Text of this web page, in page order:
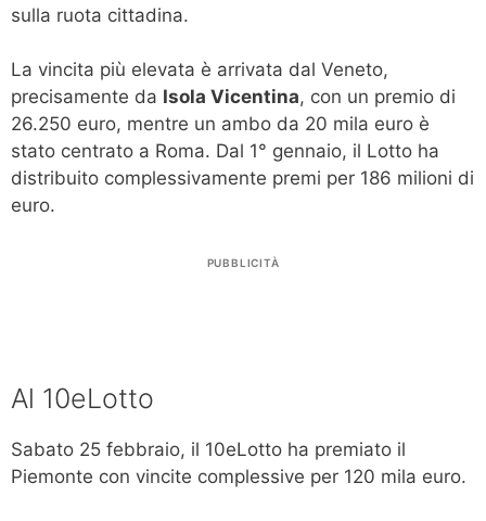
sulla ruota cittadina.
La vincita più elevata è arrivata dal Veneto,
precisamente da Isola Vicentina, con un premio di
26.250 euro, mentre un ambo da 20 mila euro è
stato centrato a Roma. Dal 1° gennaio, il Lotto ha
distribuito complessivamente premi per 186 milioni di
euro.
PUBBLICITÀ
Al 10eLotto
Sabato 25 febbraio, il 10eLotto ha premiato il
Piemonte con vincite complessive per 120 mila euro.